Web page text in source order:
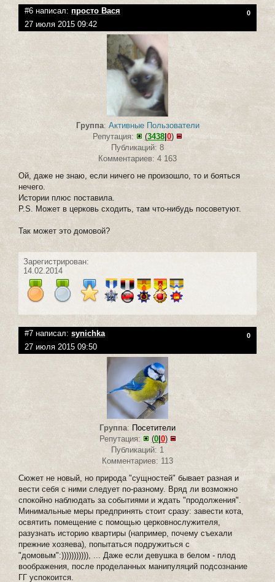
#6 написал: просто Вася 0
27 июля 2015 09:42
Группа: Активные Пользователи
Репутация:
(3438|0)
Публикаций: 8
Комментариев: 4 163
Ой, даже не знаю, если ничего не произошло, то и бояться
нечего.
Истории плюс поставила.
P.S. Может в церковь сходить, там что-нибудь посоветуют.
Так может это домовой?
Зарегистрирован:
14.02.2014
#7 написал: synichka 0
27 июля 2015 09:50
Группа: Посетители
Репутация:
(0|0)
Публикаций: 1
Комментариев: 113
Сюжет не новый, но природа "сущностей" бывает разная и
вести себя с ними следует по-разному. Вряд ли возможно
спокойно наблюдать за событиями и ждать "продолжения".
Минимальные меры предпринять стоит сразу: завести кота,
освятить помещение с помощью церковнослужителя,
разузнать историю квартиры (например, почему съехали
прежние хозяева), попытаться подружиться с
"домовым":))))))))))), ... Даже если девушка в белом - плод
воображения, после проделанных манипуляций подсознание
ГГ успокоится.